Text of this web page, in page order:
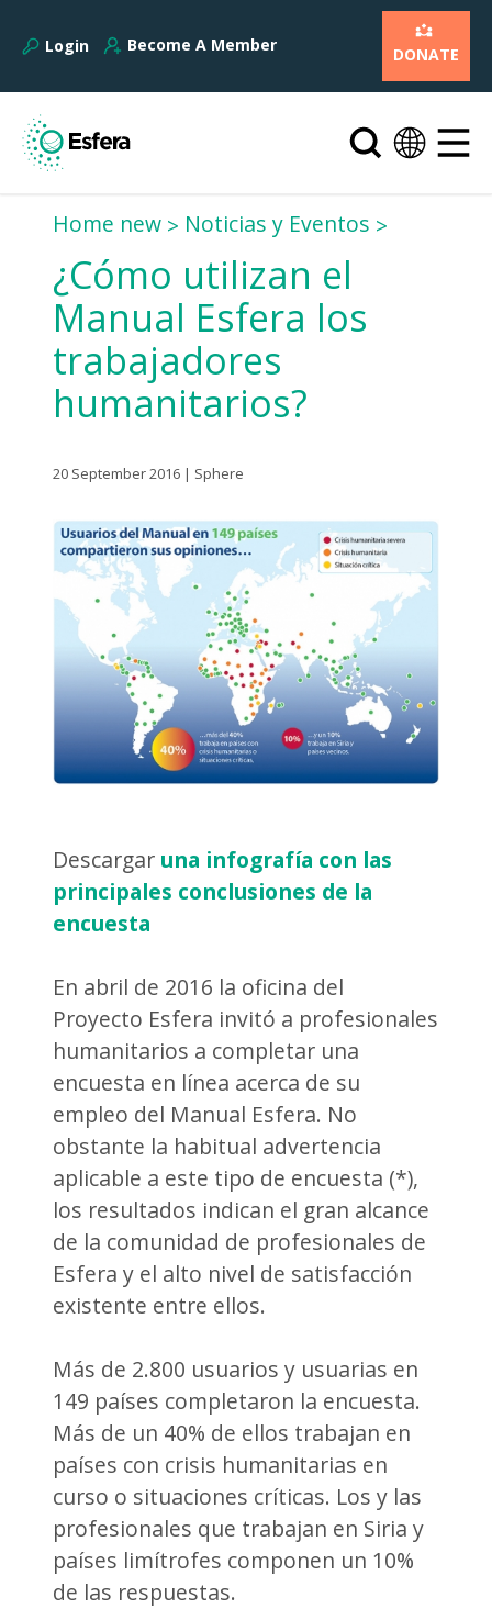
Login Become A Member DONATE
Home new Noticias y Eventos
¿Cómo utilizan el
Manual Esfera los
trabajadores
humanitarios?
20 September 2016 | Sphere
Descargar una infografía con las
principales conclusiones de la
encuesta
En abril de 2016 la oficina del
Proyecto Esfera invitó a profesionales
humanitarios a completar una
encuesta en línea acerca de su
empleo del Manual Esfera. No
obstante la habitual advertencia
aplicable a este tipo de encuesta (*),
los resultados indican el gran alcance
de la comunidad de profesionales de
Esfera y el alto nivel de satisfacción
existente entre ellos.
Más de 2.800 usuarios y usuarias en
149 países completaron la encuesta.
Más de un 40% de ellos trabajan en
países con crisis humanitarias en
curso o situaciones críticas. Los y las
profesionales que trabajan en Siria y
países limítrofes componen un 10%
de las respuestas.